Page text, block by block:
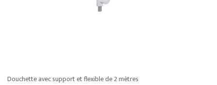
Douchette avec support et flexible de 2 mètres